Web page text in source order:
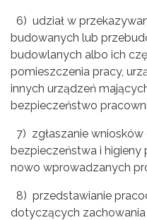
6) udział w
budowanych lub
budowlanych albo ich
pomieszczenia pracy,
innych urządzeń
bezpieczeństwo
7) zgłaszanie
bezpieczeństwa i
nowo wprowadzanych
8) przedstawianie
dotyczących